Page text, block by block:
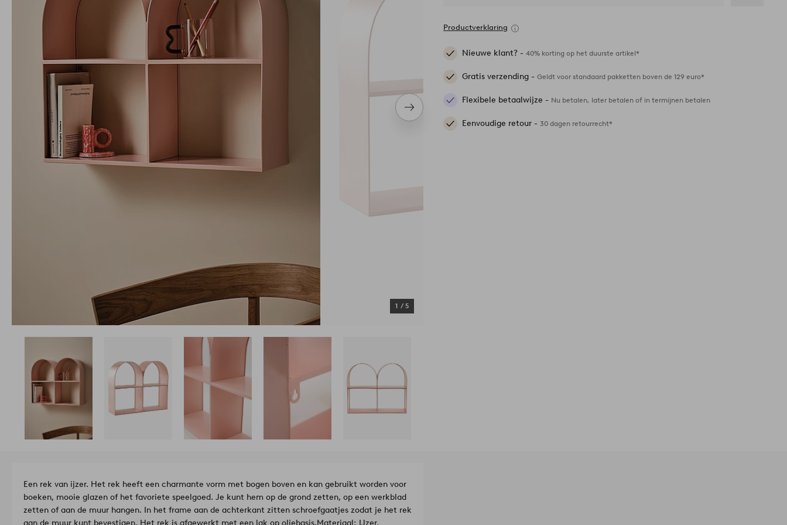
Volgend
item
1 / 5
Productverklaring
Nieuwe klant? -40% korting op het duurste artikel*
Gratis verzending -Geldt voor standaard pakketten boven de 129 euro*
Flexibele betaalwijze - Nu betalen, later betalen of in termijnen betalen
Eenvoudige retour -30 dagen retourrecht*
Een rek van ijzer. Het rek heeft een charmante vorm met bogen boven en kan gebruikt worden voor
boeken, mooie glazen of het favoriete speelgoed. Je kunt hem op de grond zetten, op een werkblad
zetten of aan de muur hangen. In het frame aan de achterkant zitten schroefgaatjes zodat je het rek
aan de muur kunt bevestigen. Het rek is afgewerkt met een lak op oliebasis.Materiaal: IJzer.